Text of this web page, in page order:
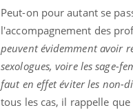
Peut-on pour autant se
l'accompagnement des
peuvent évidemment avoir
sexologues, voire les sage-
faut en effet éviter les non-
tous les cas, il rappelle